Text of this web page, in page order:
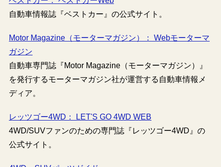
自動車情報誌『ベストカー』の公式サイト。
Motor Magazine（モーターマガジン）： Webモーターマ
ガジン
自動車専門誌『Motor Magazine（モーターマガジン）』
を発行するモーターマガジン社が運営する自動車情報メ
ディア。
レッツゴー4WD： LET'S GO 4WD WEB
4WD/SUVファンのための専門誌『レッツゴー4WD』の
公式サイト。